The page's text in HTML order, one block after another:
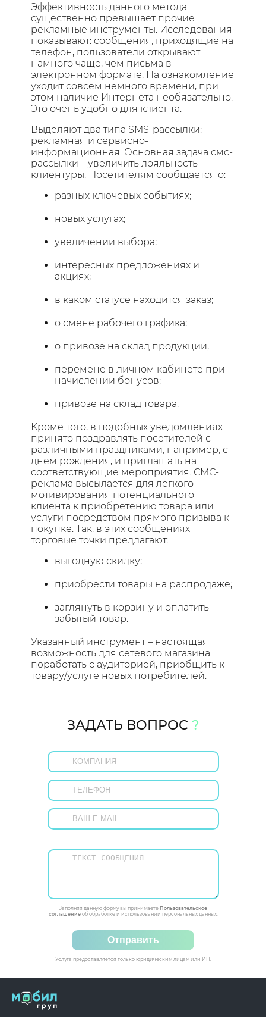
Эффективность данного метода
существенно превышает прочие
рекламные инструменты. Исследования
показывают: сообщения, приходящие на
телефон, пользователи открывают
намного чаще, чем письма в
электронном формате. На ознакомление
уходит совсем немного времени, при
этом наличие Интернета необязательно.
Это очень удобно для клиента.
Выделяют два типа SMS-рассылки:
рекламная и сервисно-
информационная. Основная задача смс-
рассылки – увеличить лояльность
клиентуры. Посетителям сообщается о:
разных ключевых событиях;
новых услугах;
увеличении выбора;
интересных предложениях и
акциях;
в каком статусе находится заказ;
о смене рабочего графика;
о привозе на склад продукции;
перемене в личном кабинете при
начислении бонусов;
привозе на склад товара.
Кроме того, в подобных уведомлениях
принято поздравлять посетителей с
различными праздниками, например, с
днем рождения, и приглашать на
соответствующие мероприятия. СМС-
реклама высылается для легкого
мотивирования потенциального
клиента к приобретению товара или
услуги посредством прямого призыва к
покупке. Так, в этих сообщениях
торговые точки предлагают:
выгодную скидку;
приобрести товары на распродаже;
заглянуть в корзину и оплатить
забытый товар.
Указанный инструмент – настоящая
возможность для сетевого магазина
поработать с аудиторией, приобщить к
товару/услуге новых потребителей.
ЗАДАТЬ ВОПРОС ?
Заполняя данную форму вы принимаете Пользовательское
соглашениеоб обработке и использовании персональных данных.
Отправить
Услуга предоставляется только юридическим лицам или ИП.